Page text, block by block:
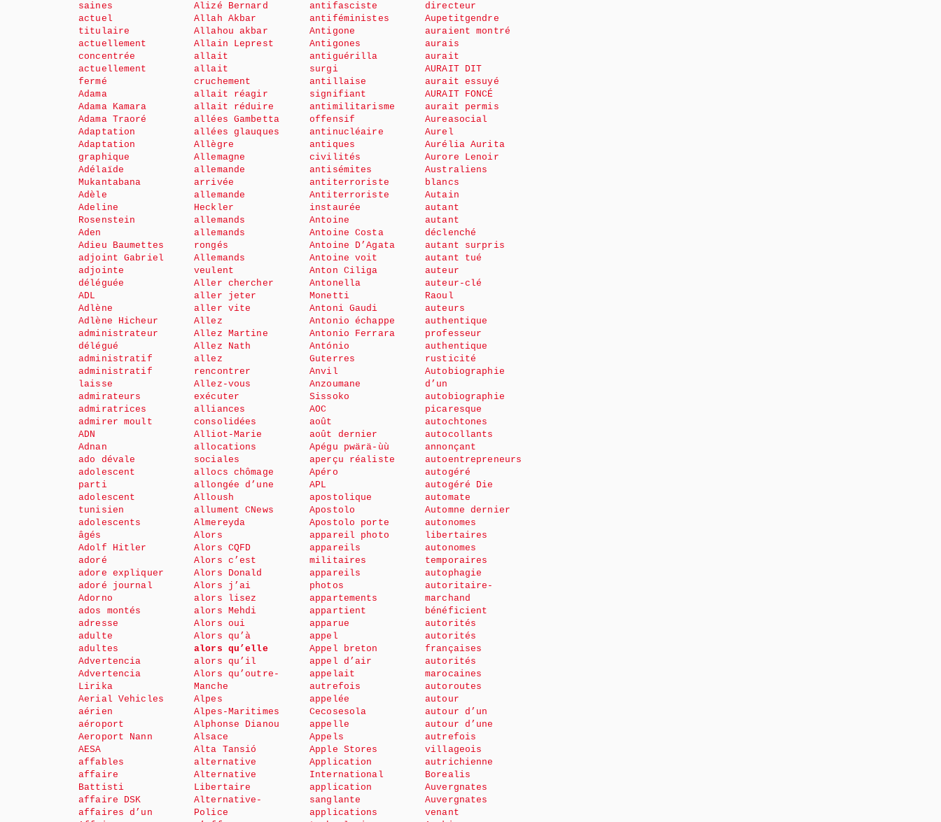
saines
actuel
titulaire
actuellement
concentrée
actuellement
fermé
Adama
Adama Kamara
Adama Traoré
Adaptation
Adaptation
graphique
Adélaïde
Mukantabana
Adèle
Adeline
Rosenstein
Aden
Adieu Baumettes
adjoint Gabriel
adjointe
déléguée
ADL
Adlène
Adlène Hicheur
administrateur
délégué
administratif
administratif
laisse
admirateurs
admiratrices
admirer moult
ADN
Adnan
ado dévale
adolescent
parti
adolescent
tunisien
adolescents
âgés
Adolf Hitler
adoré
adore expliquer
adoré journal
Adorno
ados montés
adresse
adulte
adultes
Advertencia
Advertencia
Lirika
Aerial Vehicles
aérien
aéroport
Aeroport Nann
AESA
affables
affaire
Battisti
affaire DSK
affaires d’un
Alizé Bernard
Allah Akbar
Allahou akbar
Allain Leprest
allait
allait
cruchement
allait réagir
allait réduire
allées Gambetta
allées glauques
Allègre
Allemagne
allemande
arrivée
allemande
Heckler
allemands
allemands
rongés
Allemands
veulent
Aller chercher
aller jeter
aller vite
Allez
Allez Martine
Allez Nath
allez
rencontrer
Allez-vous
exécuter
alliances
consolidées
Alliot-Marie
allocations
sociales
allocs chômage
allongée d’une
Alloush
allument CNews
Almereyda
Alors
Alors CQFD
Alors c’est
Alors Donald
Alors j’ai
alors lisez
alors Mehdi
Alors oui
Alors qu’à
alors qu’elle
alors qu’il
Alors qu’outre-
Manche
Alpes
Alpes-Maritimes
Alphonse Dianou
Alsace
Alta Tansió
alternative
Alternative
Libertaire
Alternative-
Police
antifasciste
antiféministes
Antigone
Antigones
antiguérilla
surgi
antillaise
signifiant
antimilitarisme
offensif
antinucléaire
antiques
civilités
antisémites
antiterroriste
Antiterroriste
instaurée
Antoine
Antoine Costa
Antoine D’Agata
Antoine voit
Anton Ciliga
Antonella
Monetti
Antoni Gaudi
Antonio échappe
Antonio Ferrara
António
Guterres
Anvil
Anzoumane
Sissoko
AOC
août
août dernier
Apégu pwärä-ùù
aperçu réaliste
Apéro
APL
apostolique
Apostolo
Apostolo porte
appareil photo
appareils
militaires
appareils
photos
appartements
appartient
apparue
appel
Appel breton
appel d’air
appelait
autrefois
appelée
Cecosesola
appelle
Appels
Apple Stores
Application
International
application
sanglante
applications
directeur
Aupetitgendre
auraient montré
aurais
aurait
AURAIT DIT
aurait essuyé
AURAIT FONCÉ
aurait permis
Aureasocial
Aurel
Aurélia Aurita
Aurore Lenoir
Australiens
blancs
Autain
autant
autant
déclenché
autant surpris
autant tué
auteur
auteur-clé
Raoul
auteurs
authentique
professeur
authentique
rusticité
Autobiographie
d’un
autobiographie
picaresque
autochtones
autocollants
annonçant
autoentrepreneurs
autogéré
autogéré Die
automate
Automne dernier
autonomes
libertaires
autonomes
temporaires
autophagie
autoritaire-
marchand
bénéficient
autorités
autorités
françaises
autorités
marocaines
autoroutes
autour
autour d’un
autour d’une
autrefois
villageois
autrichienne
Borealis
Auvergnates
Auvergnates
venant